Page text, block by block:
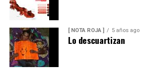
[ NOTA ROJA ] 5 años ago
Lo descuartizan